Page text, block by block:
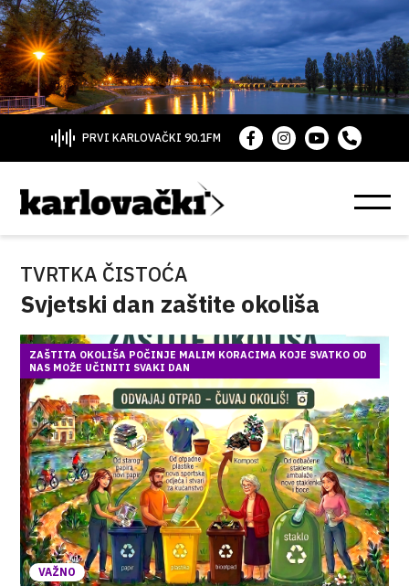
PRVI KARLOVAČKI 90.1FM
TVRTKA ČISTOĆA
Svjetski dan zaštite okoliša
VAŽNO
ZAŠTITA OKOLIŠA POČINJE MALIM KORACIMA KOJE SVATKO OD
NAS MOŽE UČINITI SVAKI DAN